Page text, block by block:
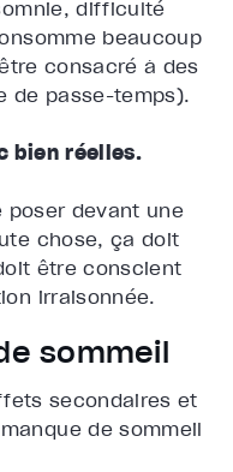
difficulté
beaucoup
consacré à des
de passe-temps).
bien réelles.
poser devant une
chose, ça doit
être conscient
irraisonnée.
sommeil
secondaires et
de sommeil